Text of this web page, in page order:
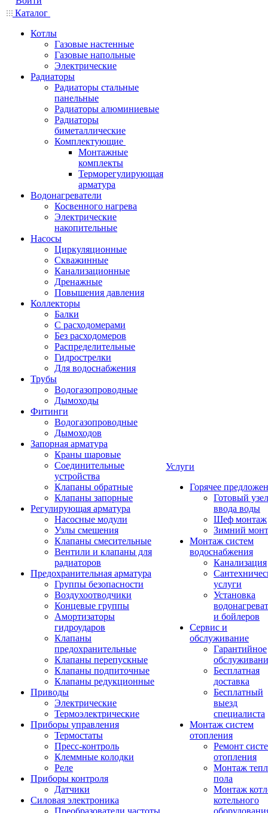
Каталог
Котлы
Газовые настенные
Газовые напольные
Электрические
Радиаторы
Радиаторы стальные
панельные
Радиаторы алюминиевые
Радиаторы
биметаллические
Комплектующие
Монтажные
комплекты
Терморегулирующая
арматура
Водонагреватели
Косвенного нагрева
Электрические
накопительные
Насосы
Циркуляционные
Скважинные
Канализационные
Дренажные
Повышения давления
Коллекторы
Балки
С расходомерами
Без расходомеров
Распределительные
Гидрострелки
Для водоснабжения
Трубы
Водогазопроводные
Дымоходы
Фитинги
Водогазопроводные
Дымоходов
Запорная арматура
Краны шаровые
Соединительные
устройства
Клапаны обратные
Клапаны запорные
Регулирующая арматура
Насосные модули
Узлы смешения
Клапаны смесительные
Вентили и клапаны для
радиаторов
Предохранительная арматура
Группы безопасности
Воздухоотводчики
Концевые группы
Амортизаторы
гидроударов
Клапаны
предохранительные
Клапаны перепускные
Клапаны подпиточные
Клапаны редукционные
Приводы
Электрические
Термоэлектрические
Приборы управления
Термостаты
Пресс-контроль
Клеммные колодки
Реле
Приборы контроля
Датчики
Силовая электроника
Преобразователи частоты
Услуги
Горячее
Готовый узел
ввода воды
Шеф монтаж
Зимний
Монтаж систем
водоснабжения
Канализация
услуги
Установка
и бойлеров
Сервис и
обслуживание
Гарантийное
Бесплатная
доставка
Бесплатный
выезд
специалиста
Монтаж систем
отопления
Ремонт
отопления
Монтаж
пола
Монтаж
котельного